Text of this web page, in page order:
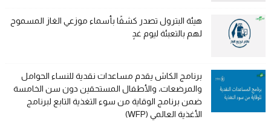
هيئة البترول تصدر كشفًا بأسماء موزعي الغاز المسموح
لهم بالتعبئة ليوم غدٍ
برنامج الكاش يقدم مساعدات نقدية للنساء الحوامل
والمرضعات، والأطفال المستحقين دون سن الخامسة
ضمن برنامج الوقاية من سوء التغذية التابع لبرنامج
الأغذية العالمي (WFP)